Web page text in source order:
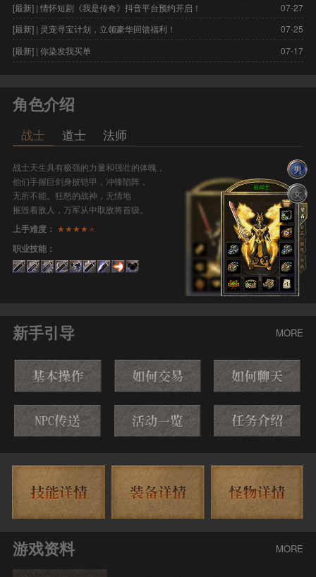
07-27
[最新] | 情怀短剧《我是传奇》抖音平台预约开启！
07-25
[最新] | 灵宠寻宝计划，立领豪华回馈福利！
07-17
[最新] | 你染发我买单
角色介绍
战士 道士 法师
战士天生具有极强的力量和强壮的体魄，
他们手握巨剑身披铠甲，冲锋陷阵，
无所不能。狂怒的战神，无情地
摧毁着敌人，万军从中取敌将首级。
上手难度： ★★★★★
职业技能：
男
女
新手引导 MORE
游戏资料 MORE